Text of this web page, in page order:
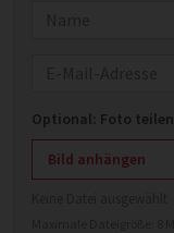
Optional: Foto teilen
Bild anhängen